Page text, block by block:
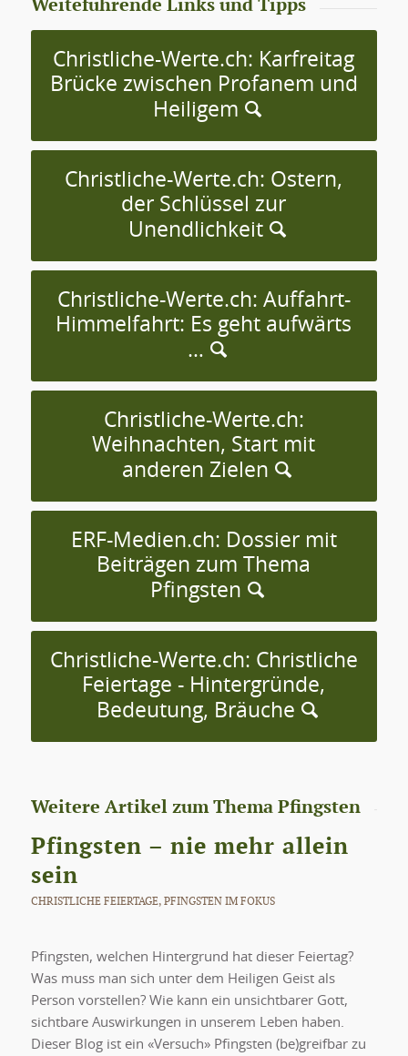
Weiteführende Links und Tipps
Christliche-Werte.ch: Karfreitag
Brücke zwischen Profanem und
Heiligem
Christliche-Werte.ch: Ostern,
der Schlüssel zur
Unendlichkeit
Christliche-Werte.ch: Auffahrt-
Himmelfahrt: Es geht aufwärts
…
Christliche-Werte.ch:
Weihnachten, Start mit
anderen Zielen
ERF-Medien.ch: Dossier mit
Beiträgen zum Thema
Pfingsten
Christliche-Werte.ch: Christliche
Feiertage - Hintergründe,
Bedeutung, Bräuche
Weitere Artikel zum Thema Pfingsten
Pfingsten – nie mehr allein
sein
CHRISTLICHE FEIERTAGE, PFINGSTEN IM FOKUS
Pfingsten, welchen Hintergrund hat dieser Feiertag?
Was muss man sich unter dem Heiligen Geist als
Person vorstellen? Wie kann ein unsichtbarer Gott,
sichtbare Auswirkungen in unserem Leben haben.
Dieser Blog ist ein «Versuch» Pfingsten (be)greifbar zu